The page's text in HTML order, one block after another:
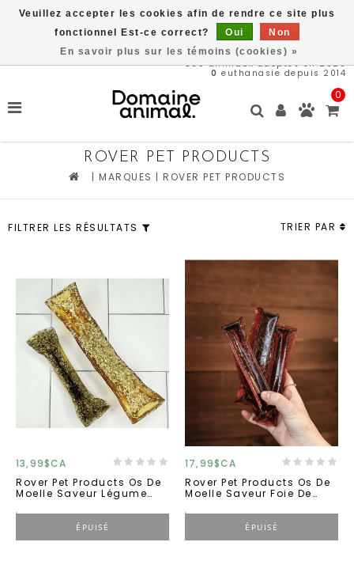
569animaux adoptés en 2026
0 euthanasie depuis 2014
0
ROVER PET PRODUCTS
|MARQUES |ROVER PET PRODUCTS
FILTRER LES RÉSULTATS TRIER PAR
13,99$CA
Rover Pet Products Os De
Moelle Saveur Légume
ÉPUISÉ
17,99$CA
Rover Pet Products Os De
Moelle Saveur Foie De
ÉPUISÉ
Veuillez accepter les cookies afin de rendre ce site plus
fonctionnel Est-ce correct?
Oui
Non
En savoir plus sur les témoins (cookies) »
Livraison gratuite à partir de 89$*